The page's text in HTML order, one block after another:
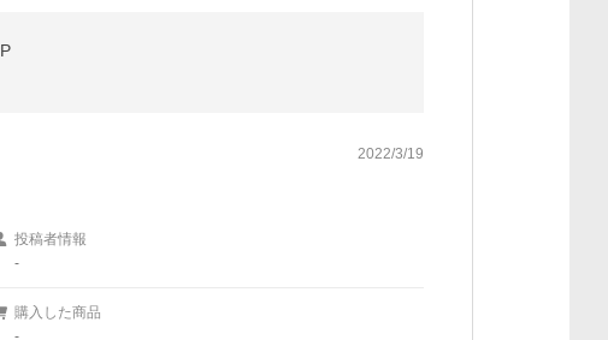
2022/3/19
投稿者情報
-
購入した商品
-